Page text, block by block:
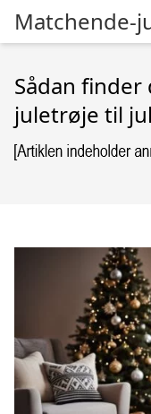
Matchende-
Sådan
juletrøje til